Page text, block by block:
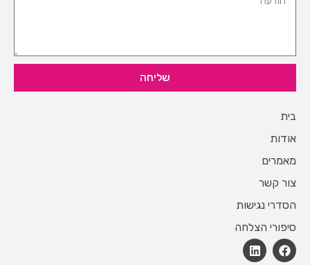
שליחה
בית
אודות
מאמרים
צור קשר
הסדרי נגישות
סיפורי הצלחה